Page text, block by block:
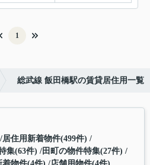
1
総武線 飯田橋駅の賃貸居住用一覧
居住用新着物件(499件)
集(63件) 田町の物件特集(27件)